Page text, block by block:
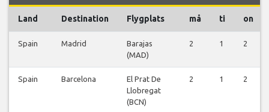
Land Destination Flygplats må ti on
Spain Madrid
Barajas
(MAD)
2 1 2
Spain Barcelona
El Prat De
Llobregat
(BCN)
2 1 2